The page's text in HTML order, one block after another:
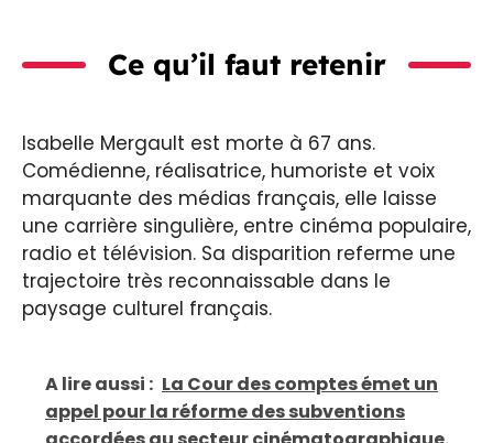
Ce qu’il faut retenir
Isabelle Mergault est morte à 67 ans.
Comédienne, réalisatrice, humoriste et voix
marquante des médias français, elle laisse
une carrière singulière, entre cinéma populaire,
radio et télévision. Sa disparition referme une
trajectoire très reconnaissable dans le
paysage culturel français.
A lire aussi : La Cour des comptes émet un
appel pour la réforme des subventions